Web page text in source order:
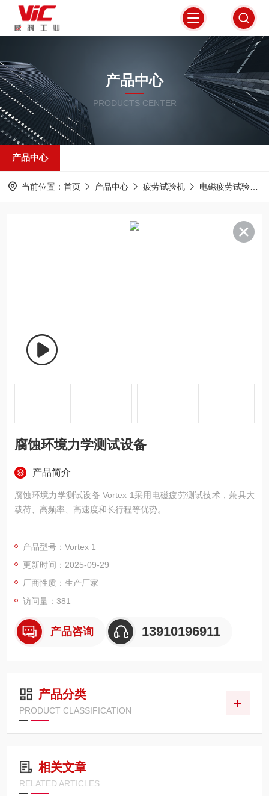
产品中心
PRODUCTS CENTER
产品中心
当前位置： 首页 产品中心 疲劳试验机 电磁疲劳试验机
腐蚀环境力学测试设备
产品简介
腐蚀环境力学测试设备 Vortex 1采用电磁疲劳测试技术，兼具大
载荷、高频率、高速度和长行程等优势。
重要参数：
疲劳载荷/Max.Sine：±1000N
测试频率（Max）：100Hz
线速度（Max）：2.0m/s
行程：±35mm
产品型号：Vortex 1
更新时间：2025-09-29
厂商性质：生产厂家
访问量：381
产品咨询 13910196911
产品分类
PRODUCT CLASSIFICATION
相关文章
RELATED ARTICLES